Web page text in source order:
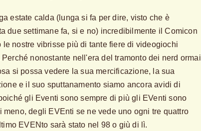
estate calda (lunga si fa per dire, visto che è
due settimane fa, si e no) incredibilmente il Comicon
le nostre vibrisse più di tante fiere di videogiochi
Perché nonostante nell'era del tramonto dei nerd ormai
si possa vedere la sua mercificazione, la sua
e il suo sputtanamento siamo ancora avidi di
gli Eventi sono sempre di più gli EVenti sono
meno, degli EVEnti se ne vede uno ogni tre quattro
EVENto sarà stato nel 98 o giù di lì.